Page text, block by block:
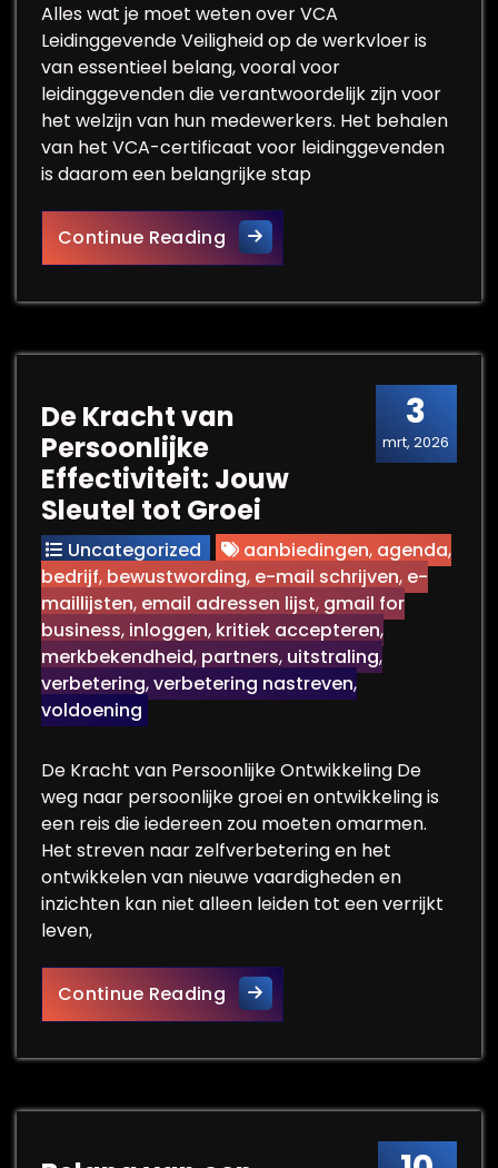
Alles wat je moet weten over VCA
Leidinggevende Veiligheid op de werkvloer is
van essentieel belang, vooral voor
leidinggevenden die verantwoordelijk zijn voor
het welzijn van hun medewerkers. Het behalen
van het VCA-certificaat voor leidinggevenden
is daarom een belangrijke stap
Continue ReadingAlles over het VCA-
3
mrt, 2026
De Kracht van
Persoonlijke
Effectiviteit: Jouw
Sleutel tot Groei
Uncategorized aanbiedingen, agenda,
bedrijf, bewustwording, e-mail schrijven, e-
maillijsten, email adressen lijst, gmail for
business, inloggen, kritiek accepteren,
merkbekendheid, partners, uitstraling,
verbetering,verbetering nastreven,
voldoening
De Kracht van Persoonlijke Ontwikkeling De
weg naar persoonlijke groei en ontwikkeling is
een reis die iedereen zou moeten omarmen.
Het streven naar zelfverbetering en het
ontwikkelen van nieuwe vaardigheden en
inzichten kan niet alleen leiden tot een verrijkt
leven,
Continue ReadingDe Kracht van Persoonlijke